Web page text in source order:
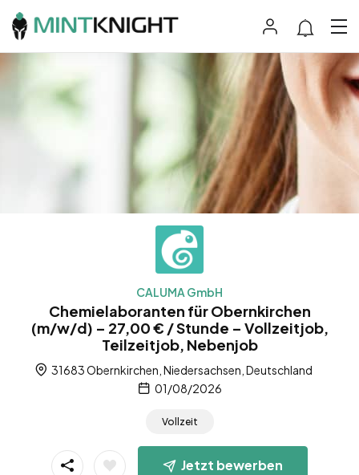
CALUMA GmbH
Chemielaboranten für Obernkirchen
(m/w/d) – 27,00 € / Stunde – Vollzeitjob,
Teilzeitjob, Nebenjob
31683 Obernkirchen, Niedersachsen, Deutschland
01/08/2026
Vollzeit
Jetzt bewerben